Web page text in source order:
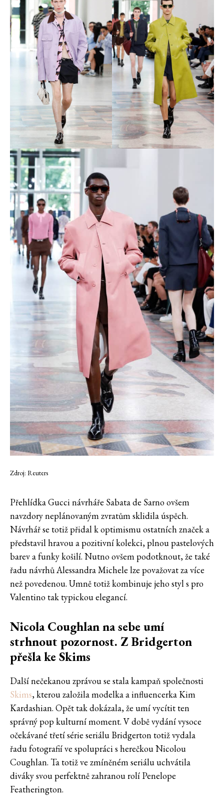
Zdroj: Reuters
Přehlídka Gucci návrháře Sabata de Sarno ovšem
navzdory neplánovaným zvratům sklidila úspěch.
Návrhář se totiž přidal k optimismu ostatních značek a
představil hravou a pozitivní kolekci, plnou pastelových
barev a funky košilí. Nutno ovšem podotknout, že také
řadu návrhů Alessandra Michele lze považovat za více
než povedenou. Umně totiž kombinuje jeho styl s pro
Valentino tak typickou elegancí.
Nicola Coughlan na sebe umí
strhnout pozornost. Z Bridgerton
přešla ke Skims
Další nečekanou zprávou se stala kampaň společnosti
Skims, kterou založila modelka a influencerka Kim
Kardashian. Opět tak dokázala, že umí vycítit ten
správný pop kulturní moment. V době vydání vysoce
očekávané třetí série seriálu Bridgerton totiž vydala
řadu fotografií ve spolupráci s herečkou Nicolou
Coughlan. Ta totiž ve zmíněném seriálu uchvátila
diváky svou perfektně zahranou rolí Penelope
Featherington.